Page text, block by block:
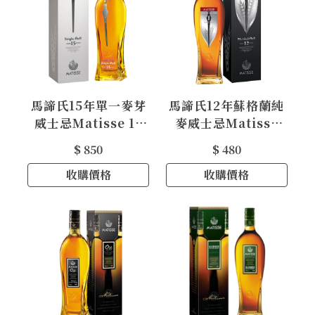
馬諦氏15年單一麥芽
威士忌Matisse 15
Years Old
Highland Single
Malt Scotch Whi
$ 850
收購價格
馬諦氏12年蘇格蘭純
麥威士忌Matisse
12YO Blended
Malt Scotch
Whisky
$ 480
收購價格